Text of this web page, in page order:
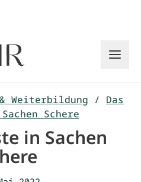
Weiterbildung / Das
Schere
in Sachen